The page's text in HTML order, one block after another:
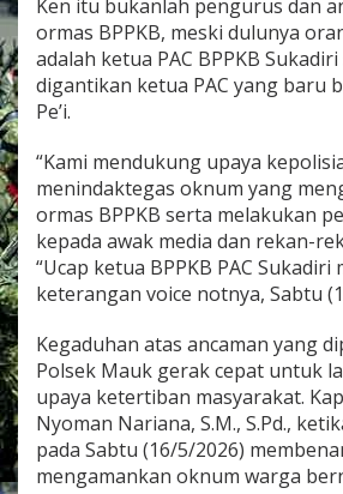
Ken itu bukanlah pengurus dan
ormas BPPKB, meski dulunya
adalah ketua PAC BPPKB
digantikan ketua PAC yang baru
Pe’i.
“Kami mendukung upaya
menindaktegas oknum yang
ormas BPPKB serta melakukan
kepada awak media dan rekan-
“Ucap ketua BPPKB PAC Sukadiri
keterangan voice notnya, Sabtu
Kegaduhan atas ancaman yang
Polsek Mauk gerak cepat untuk
upaya ketertiban masyarakat.
Nyoman Nariana, S.M., S.Pd.,
pada Sabtu (16/5/2026)
mengamankan oknum warga